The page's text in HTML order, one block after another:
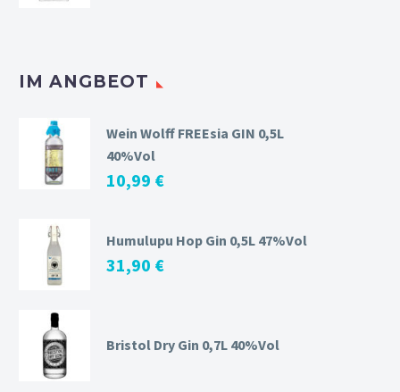
IM ANGBEOT
Wein Wolff FREEsia GIN 0,5L
40%Vol
10,99 €
Humulupu Hop Gin 0,5L 47%Vol
31,90 €
Bristol Dry Gin 0,7L 40%Vol